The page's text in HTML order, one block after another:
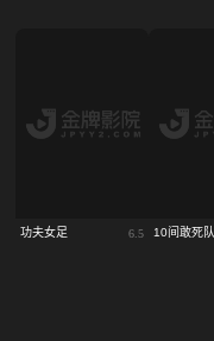
功夫女足 6.5 10间敢死队